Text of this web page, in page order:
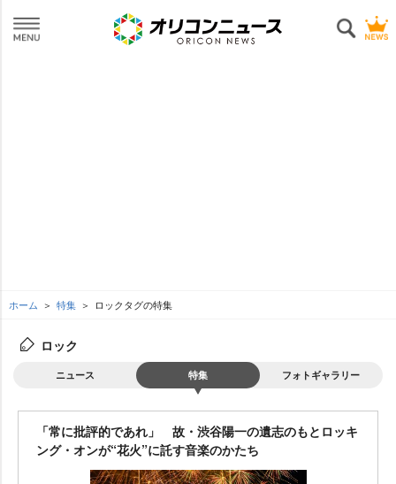
ホーム 特集 ロックタグの特集
ロック
ニュース 特集 フォトギャラリー
「常に批評的であれ」 故・渋谷陽一の遺志のもとロッキ
ング・オンが“花火”に託す音楽のかたち